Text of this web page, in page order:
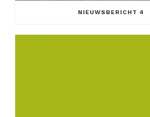
NIEUWSBERICHT 4